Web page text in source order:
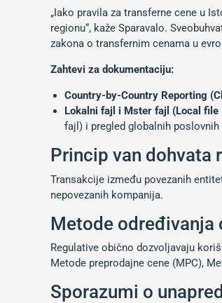
„Iako pravila za transferne cene u
regionu“, kaže Sparavalo.
zakona o transfernim cenama u
Zahtevi za dokumentaciju:
Country-by-Country Reporting
Lokalni fajl i Mster fajl (Local
fajl) i pregled globalnih
Princip van dohvata
Transakcije između povezanih
nepovezanih kompanija.
Metode određivanja
Regulative obično dozvoljavaju
Metode preprodajne cene (MPC),
Sporazumi o